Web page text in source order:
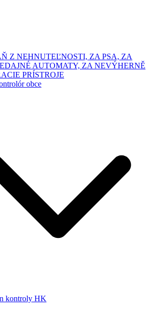
Z NEHNUTEĽNOSTI, ZA PSA, ZA
AUTOMATY, ZA NEVÝHERNĚ
PRÍSTROJE
obce
kontroly HK